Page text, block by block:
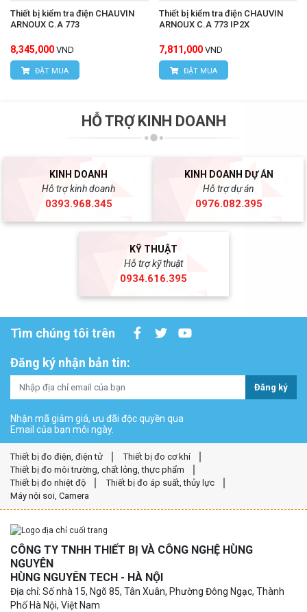
Thiết bị kiểm tra điện CHAUVIN
ARNOUX C.A 773
8,345,000 VND
ĐẶT MUA
Thiết bị kiểm tra điện CHAUVIN
ARNOUX C.A 773 IP2X
7,811,000 VND
ĐẶT MUA
HỖ TRỢ KINH DOANH
KINH DOANH
Hỗ trợ kinh doanh
0393.968.345
KINH DOANH DỰ ÁN
Hỗ trợ dự án
0976.082.395
KỸ THUẬT
Hỗ trợ kỹ thuật
0934.616.395
Tìm chúng tôi trên
Đăng ký nhận bản tin:
Đăng ký
Nhận mã giảm giá, ưu đãi độc quyền qua
Email của bạn mỗi ngày.
Thiết bị đo điện, điện tử
Thiết bị đo cơ khí
Thiết bị đo môi trường, chất lỏng, thực phẩm
Thiết bị đo nhiệt độ
Thiết bị đo áp suất, thủy lực
Máy nội soi, Camera
CÔNG TY TNHH THIẾT BỊ VÀ CÔNG NGHỆ HÙNG
NGUYÊN
HÙNG NGUYÊN TECH - HÀ NỘI
Địa chỉ: Số nhà 15, Ngõ 85, Tân Xuân, Phường Đông Ngạc, Thành
Phố Hà Nội, Việt Nam